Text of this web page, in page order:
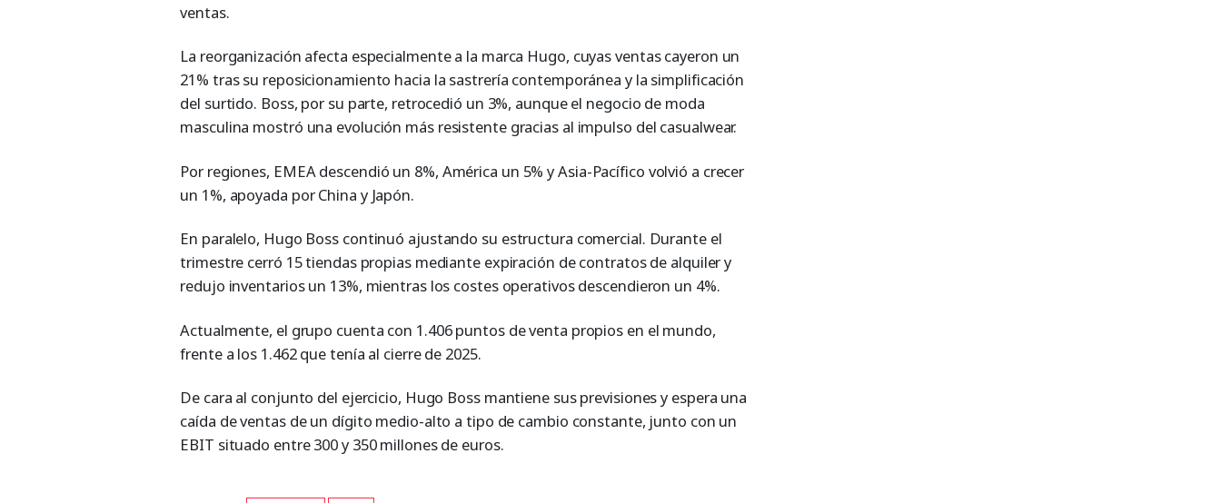
ventas.
La reorganización afecta especialmente a la marca Hugo, cuyas ventas cayeron un
21% tras su reposicionamiento hacia la sastrería contemporánea y la simplificación
del surtido. Boss, por su parte, retrocedió un 3%, aunque el negocio de moda
masculina mostró una evolución más resistente gracias al impulso del casualwear.
Por regiones, EMEA descendió un 8%, América un 5% y Asia-Pacífico volvió a crecer
un 1%, apoyada por China y Japón.
En paralelo, Hugo Boss continuó ajustando su estructura comercial. Durante el
trimestre cerró 15 tiendas propias mediante expiración de contratos de alquiler y
redujo inventarios un 13%, mientras los costes operativos descendieron un 4%.
Actualmente, el grupo cuenta con 1.406 puntos de venta propios en el mundo,
frente a los 1.462 que tenía al cierre de 2025.
De cara al conjunto del ejercicio, Hugo Boss mantiene sus previsiones y espera una
caída de ventas de un dígito medio-alto a tipo de cambio constante, junto con un
EBIT situado entre 300 y 350 millones de euros.